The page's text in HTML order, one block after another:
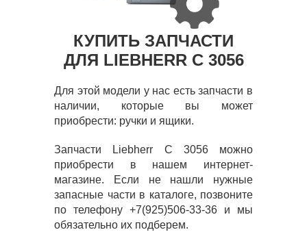
КУПИТЬ ЗАПЧАСТИ
ДЛЯ LIEBHERR C 3056
Для этой модели у нас есть запчасти в
наличии, которые вы может
приобрести: ручки и ящики.
Запчасти Liebherr C 3056 можно
приобрести в нашем интернет-
магазине. Если не нашли нужные
запасные части в каталоге, позвоните
по телефону +7(925)506-33-36 и мы
обязательно их подберем.